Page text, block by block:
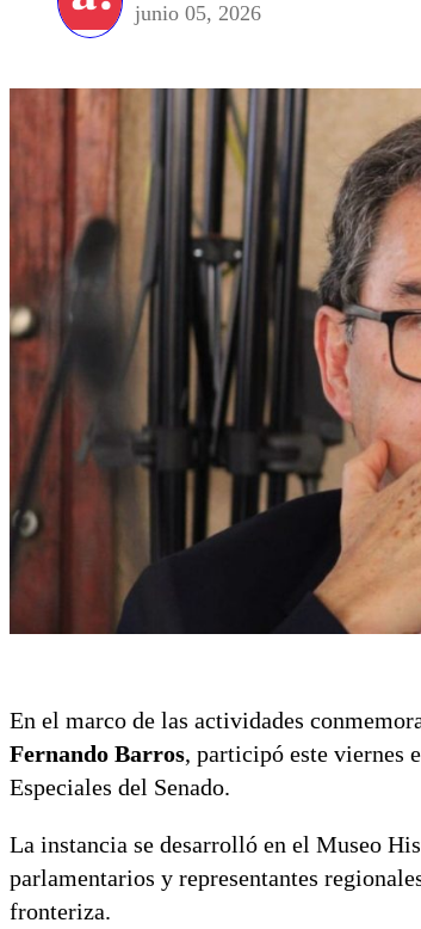
junio 05, 2026
En el marco de las actividades
Fernando Barros, participó este viernes
Especiales del Senado.
La instancia se desarrolló en el Museo
parlamentarios y representantes
fronteriza.